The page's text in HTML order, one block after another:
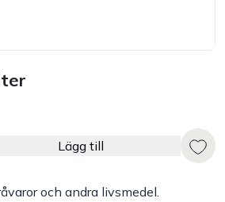
Lägg till
och andra livsmedel.